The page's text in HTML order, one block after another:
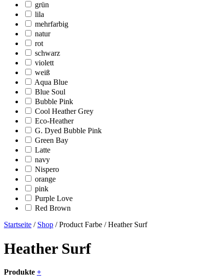
grün
lila
mehrfarbig
natur
rot
schwarz
violett
weiß
Aqua Blue
Blue Soul
Bubble Pink
Cool Heather Grey
Eco-Heather
G. Dyed Bubble Pink
Green Bay
Latte
navy
Nispero
orange
pink
Purple Love
Red Brown
Startseite / Shop / Product Farbe / Heather Surf
Heather Surf
Produkte +